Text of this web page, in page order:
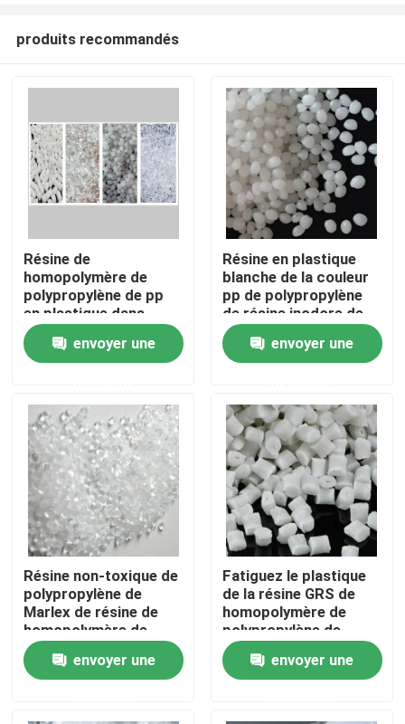
Aperçu
Produits
A propos de nous
Visite d'usine
Contrôle de la qualité
Contact
Demande de soumission
produits recommandés
Résine de
homopolymère de
polypropylène de pp
en plastique dans
différents index de
fonte
envoyer une
Résine en plastique
blanche de la couleur
pp de polypropylène
de résine inodore de
homopolymère
envoyer une
Résine non-toxique de
polypropylène de
Marlex de résine de
homopolymère de
polypropylène de
RoHS envoyer une
Fatiguez le plastique
de la résine GRS de
homopolymère de
polypropylène de
résistance
envoyer une